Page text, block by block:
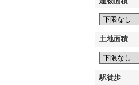
土地面積
駅徒歩